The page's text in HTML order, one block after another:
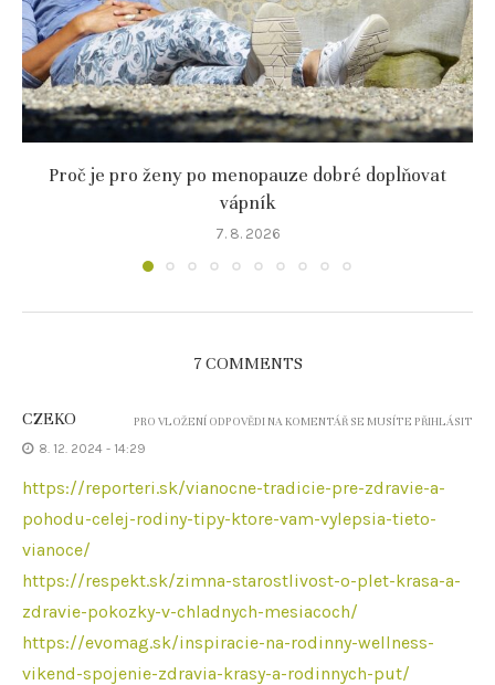
Proč je pro ženy po menopauze dobré doplňovat
vápník
7. 8. 2026
7 COMMENTS
CZEKO
8. 12. 2024 - 14:29
https://reporteri.sk/vianocne-tradicie-pre-zdravie-a-
pohodu-celej-rodiny-tipy-ktore-vam-vylepsia-tieto-
vianoce/
https://respekt.sk/zimna-starostlivost-o-plet-krasa-a-
zdravie-pokozky-v-chladnych-mesiacoch/
https://evomag.sk/inspiracie-na-rodinny-wellness-
vikend-spojenie-zdravia-krasy-a-rodinnych-put/
PRO VLOŽENÍ ODPOVĚDI NA KOMENTÁŘ SE MUSÍTE PŘIHLÁSIT